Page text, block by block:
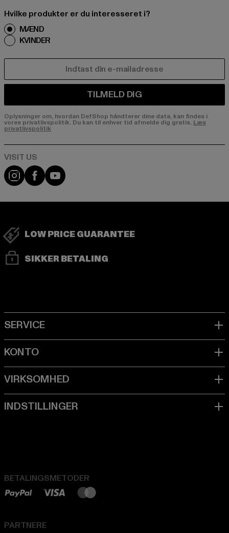
Hvilke produkter er du interesseret i?
MÆND
KVINDER
TILMELD DIG
Oplysninger om, hvordan DefShop håndterer dine data, kan findes i
vores privatlivspolitik. Du kan til enhver tid afmelde dig gratis. Læs
privatlivspolitik
Visit our Instagram page:
Visit our Facebook page:
Visit our YouTube channel:
LOW PRICE GUARANTEE
SIKKER BETALING
BETALINGSMETODER
PARTNERE